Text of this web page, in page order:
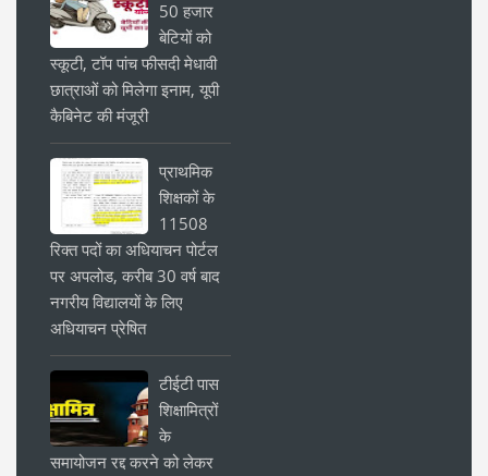
50 हजार
बेटियों को
स्कूटी, टॉप पांच फीसदी मेधावी
छात्राओं को मिलेगा इनाम, यूपी
कैबिनेट की मंजूरी
प्राथमिक
शिक्षकों के
11508
रिक्त पदों का अधियाचन पोर्टल
पर अपलोड, करीब 30 वर्ष बाद
नगरीय विद्यालयों के लिए
अधियाचन प्रेषित
टीईटी पास
शिक्षामित्रों
के
समायोजन रद्द करने को लेकर